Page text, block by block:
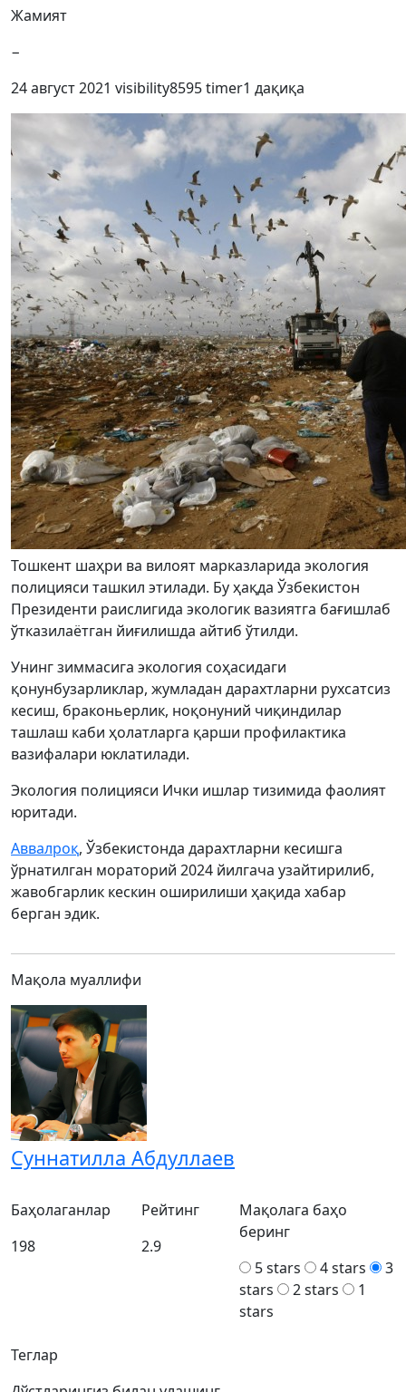
Жамият
−
24 август 2021 visibility8595timer1 дақиқа
Тошкент шаҳри ва вилоят марказларида экология
полицияси ташкил этилади. Бу ҳақда Ўзбекистон
Президенти раислигида экологик вазиятга бағишлаб
ўтказилаётган йиғилишда айтиб ўтилди.
Унинг зиммасига экология соҳасидаги
қонунбузарликлар, жумладан дарахтларни рухсатсиз
кесиш, браконьерлик, ноқонуний чиқиндилар
ташлаш каби ҳолатларга қарши профилактика
вазифалари юклатилади.
Экология полицияси Ички ишлар тизимида фаолият
юритади.
Аввалроқ, Ўзбекистонда дарахтларни кесишга
ўрнатилган мораторий 2024 йилгача узайтирилиб,
жавобгарлик кескин оширилиши ҳақида хабар
берган эдик.
Мақола муаллифи
Суннатилла Абдуллаев
Теглар
Баҳолаганлар
198
Рейтинг
2.9
Мақолага баҳо
беринг
5 stars
4 stars
3
stars
2 stars
1
stars